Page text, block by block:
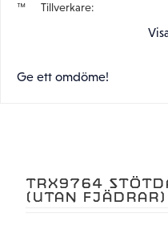
Tillverkare
Ge ett omdöme!
TRX9764
(UTAN